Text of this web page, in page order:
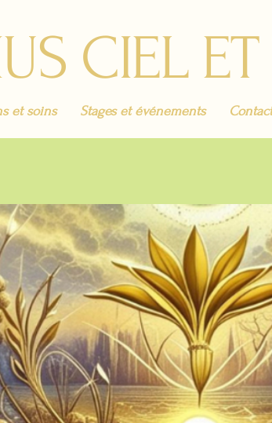
et soins Stages et événements Contact
CIEL ET